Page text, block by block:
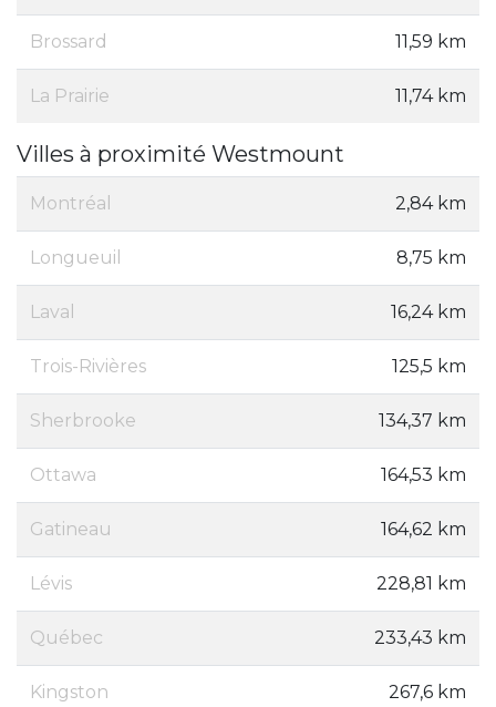
Brossard 11,59 km
La Prairie 11,74 km
Villes à proximité Westmount
Montréal 2,84 km
Longueuil 8,75 km
Laval 16,24 km
Trois-Rivières 125,5 km
Sherbrooke 134,37 km
Ottawa 164,53 km
Gatineau 164,62 km
Lévis 228,81 km
Québec 233,43 km
Kingston 267,6 km